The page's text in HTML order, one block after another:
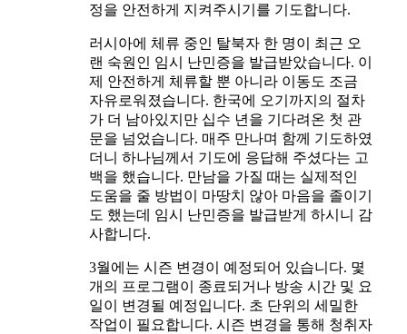
정을 안전하게 지켜주시기를 기도합니다.
러시아에 체류 중인 탈북자 한 명이 최근 오
랜 숙원인 임시 난민증을 발급받았습니다. 이
제 안전하게 체류할 뿐 아니라 이동도 조금
자유로워졌습니다. 한국에 오기까지의 절차
가 더 남아있지만 십수 년을 기다려온 첫 관
문을 넘었습니다. 매주 만나며 함께 기도하였
더니 하나님께서 기도에 응답해 주셨다는 고
백을 했습니다. 만남을 가질 때는 실제적인
도움을 줄 방법이 마땅치 않아 마음을 졸이기
도 했는데 임시 난민증을 발급받게 하시니 감
사합니다.
3월에는 시즌 변경이 예정되어 있습니다. 몇
개의 프로그램이 종료되거나 방송 시간 및 요
일이 변경될 예정입니다. 초 단위의 세밀한
작업이 필요합니다. 시즌 변경을 통해 청취자